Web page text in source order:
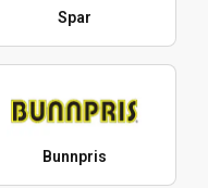
Spar
Bunnpris